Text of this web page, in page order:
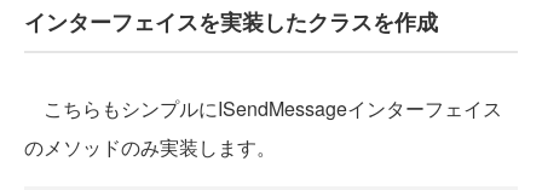
インターフェイスを実装したクラスを作成
こちらもシンプルにISendMessageインターフェイス
のメソッドのみ実装します。